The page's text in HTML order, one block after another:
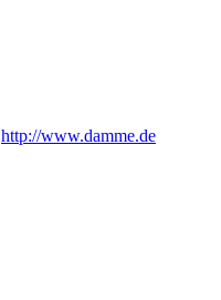
http://www.damme.de